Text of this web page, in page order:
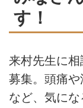
す！
来村先生に
募集。頭痛
など、気に